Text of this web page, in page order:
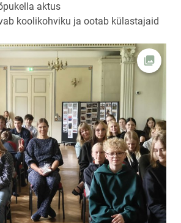
aktus
koolikohviku ja ootab külastajaid
Ava